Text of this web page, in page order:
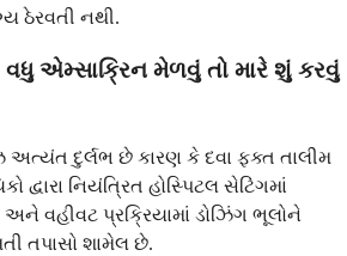
ઠેરવતી નથી.
એમ્સાક્રિન મેળવું તો મારે શું કરવું
દુર્લભ છે કારણ કે દવા ફક્ત તાલીમ
દ્વારા નિયંત્રિત હોસ્પિટલ સેટિંગમાં
વહીવટ પ્રક્રિયામાં ડોઝિંગ ભૂલોને
તપાસો શામેલ છે.